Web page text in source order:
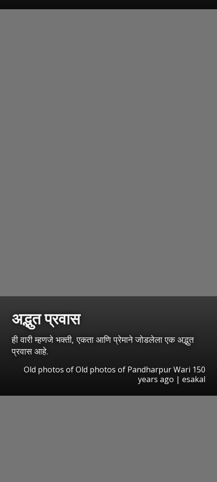
अद्भुत प्रवास
ही वारी म्हणजे भक्ती, एकता आणि प्रेमाने जोडलेला एक अद्भुत
प्रवास आहे.
Old photos of Old photos of Pandharpur Wari 150
years ago | esakal